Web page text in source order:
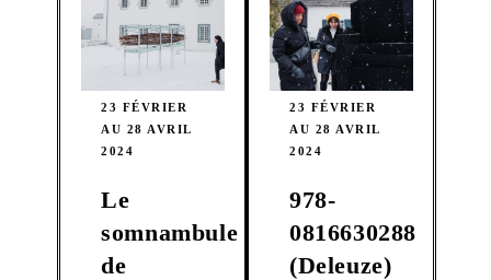
23 FÉVRIER
AU 28 AVRIL
2024
Le
somnambule
de
23 FÉVRIER
AU 28 AVRIL
2024
978-
0816630288
(Deleuze)